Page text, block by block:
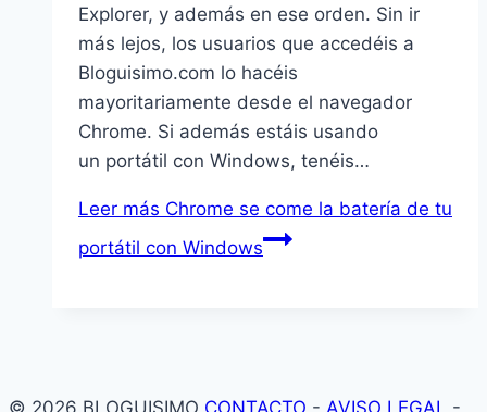
Explorer, y además en ese orden. Sin ir
más lejos, los usuarios que accedéis a
Bloguisimo.com lo hacéis
mayoritariamente desde el navegador
Chrome. Si además estáis usando
un portátil con Windows, tenéis…
Leer más Chrome se come la batería de tu
portátil con Windows